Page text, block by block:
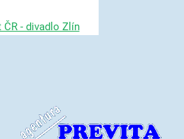
ČR - divadlo Zlín